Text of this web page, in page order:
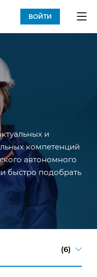
ВОЙТИ
и
компетенций
автономного
быстро подобрать
(6)